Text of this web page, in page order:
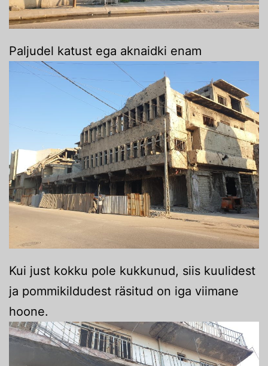
Paljudel katust ega aknaidki enam
Kui just kokku pole kukkunud, siis kuulidest
ja pommikildudest räsitud on iga viimane
hoone.